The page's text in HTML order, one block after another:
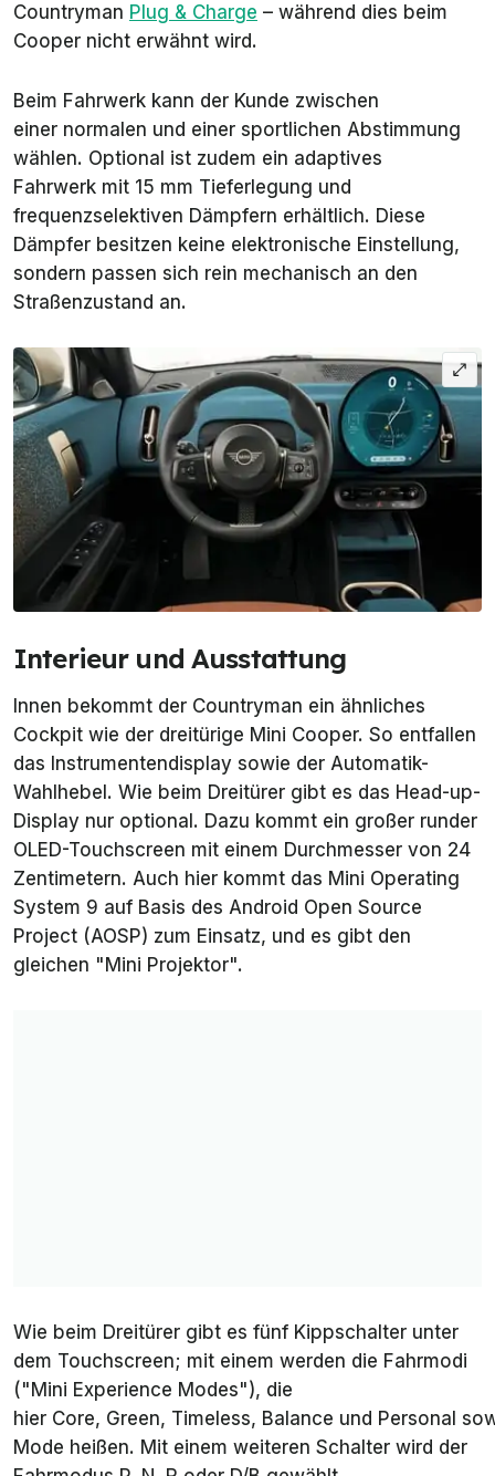
Countryman Plug & Charge – während dies beim
Cooper nicht erwähnt wird.
Beim Fahrwerk kann der Kunde zwischen
einer normalen und einer sportlichen Abstimmung
wählen. Optional ist zudem ein adaptives
Fahrwerk mit 15 mm Tieferlegung und
frequenzselektiven Dämpfern erhältlich. Diese
Dämpfer besitzen keine elektronische Einstellung,
sondern passen sich rein mechanisch an den
Straßenzustand an.
Interieur und Ausstattung
Innen bekommt der Countryman ein ähnliches
Cockpit wie der dreitürige Mini Cooper. So entfallen
das Instrumentendisplay sowie der Automatik-
Wahlhebel. Wie beim Dreitürer gibt es das Head-up-
Display nur optional. Dazu kommt ein großer runder
OLED-Touchscreen mit einem Durchmesser von 24
Zentimetern. Auch hier kommt das Mini Operating
System 9 auf Basis des Android Open Source
Project (AOSP) zum Einsatz, und es gibt den
gleichen "Mini Projektor".
Wie beim Dreitürer gibt es fünf Kippschalter unter
dem Touchscreen; mit einem werden die Fahrmodi
("Mini Experience Modes"), die
hier Core, Green, Timeless, Balance und Personal
Mode heißen. Mit einem weiteren Schalter wird der